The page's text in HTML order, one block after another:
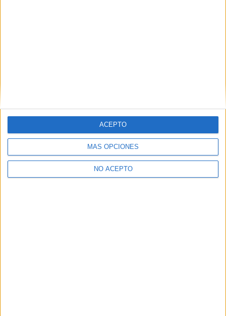
MÁS OPCIONES
NO ACEPTO
ACEPTO
Y como regalo de agradecimiento, por registrarte te daremos
gratis una copia de nuestro ebook con 100 consejos para tu
primer año de universidad